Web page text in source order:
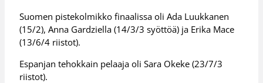
Suomen pistekolmikko finaalissa oli Ada Luukkanen
(15/2), Anna Gardziella (14/3/3 syöttöä) ja Erika Mace
(13/6/4 riistot).
Espanjan tehokkain pelaaja oli Sara Okeke (23/7/3
riistot).